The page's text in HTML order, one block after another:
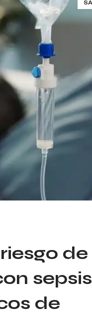
de
sepsis
de